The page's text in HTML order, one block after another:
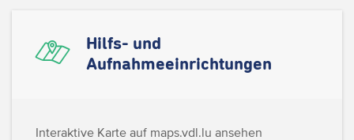
Hilfs- und
Aufnahmeeinrichtungen
Interaktive Karte auf maps.vdl.lu ansehen